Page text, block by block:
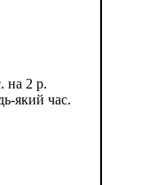
на 2 р.
який час.